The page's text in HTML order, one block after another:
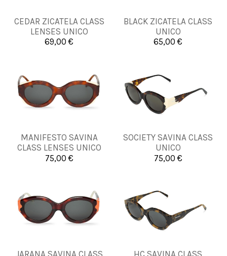
CEDAR ZICATELA CLASS
LENSES UNICO
69,00 €
UNICA
Añadir al carrito
BLACK ZICATELA CLASS
UNICO
65,00 €
UNICA
Añadir al carrito
MANIFESTO SAVINA
CLASS LENSES UNICO
75,00 €
UNICA
Añadir al carrito
SOCIETY SAVINA CLASS
UNICO
75,00 €
UNICA
Añadir al carrito
JARANA SAVINA CLASS
HC SAVINA CLASS